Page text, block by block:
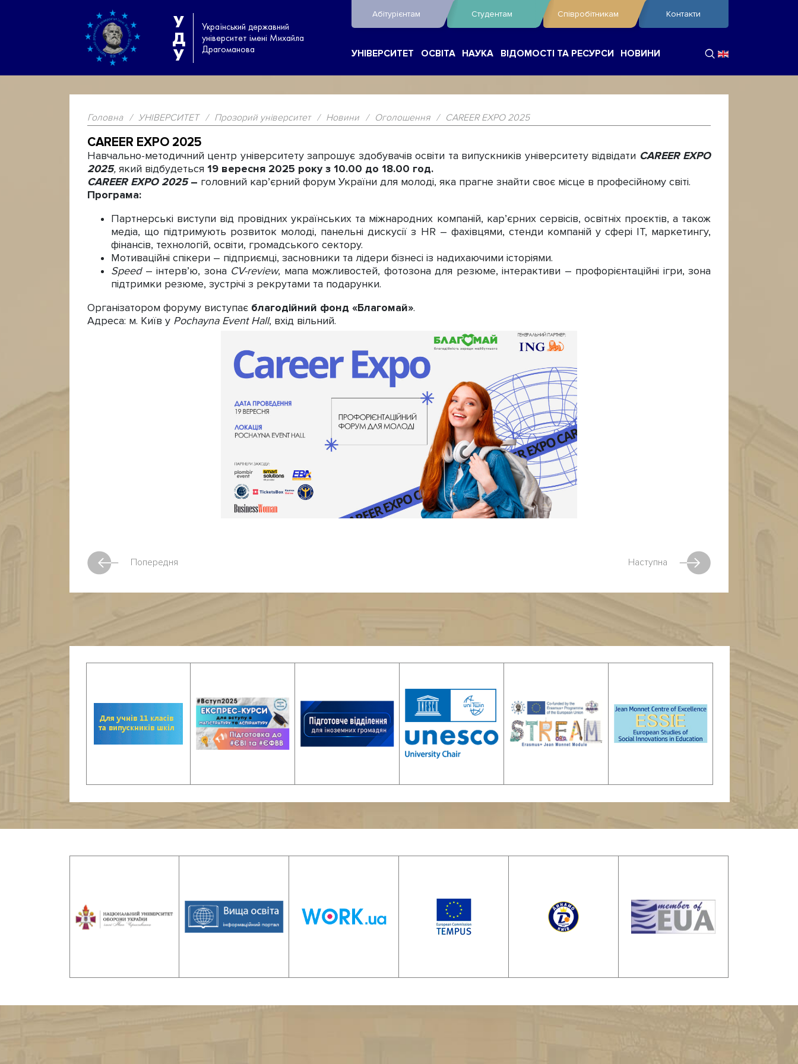
У
Д
У
Український державний
університет імені Михайла
Драгоманова
Абітурієнтам Студентам Співробітникам Контакти
УНІВЕРСИТЕТ ОСВІТА НАУКА ВІДОМОСТІ ТА РЕСУРСИ НОВИНИ
Головна / УНІВЕРСИТЕТ / Прозорий університет / Новини / Оголошення / CAREER EXPO 2025
CAREER EXPO 2025
Навчально-методичний центр університету запрошує здобувачів освіти та випускників університету відвідати CAREER EXPO
2025, який відбудеться 19 вересня 2025 року з 10.00 до 18.00 год.
CAREER EXPO 2025 – головний кар’єрний форум України для молоді, яка прагне знайти своє місце в професійному світі.
Програма:
Партнерські виступи від провідних українських та міжнародних компаній, кар’єрних сервісів, освітніх проєктів, а також
медіа, що підтримують розвиток молоді, панельні дискусії з HR – фахівцями, стенди компаній у сфері ІТ, маркетингу,
фінансів, технологій, освіти, громадського сектору.
Мотиваційні спікери – підприємці, засновники та лідери бізнесі із надихаючими історіями.
Speed– інтерв’ю, зона СV-review, мапа можливостей, фотозона для резюме, інтерактиви – профорієнтаційні ігри, зона
підтримки резюме, зустрічі з рекрутами та подарунки.
Організатором форуму виступає благодійний фонд «Благомай».
Адреса: м. Київ у Pochayna Event Hall, вхід вільний.
Попередня Наступна